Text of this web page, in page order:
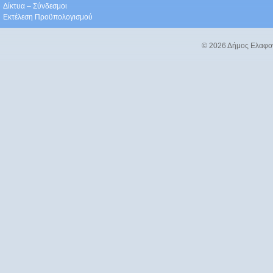
Δίκτυα – Σύνδεσμοι
Εκτέλεση Προϋπολογισμού
© 2026 Δήμος